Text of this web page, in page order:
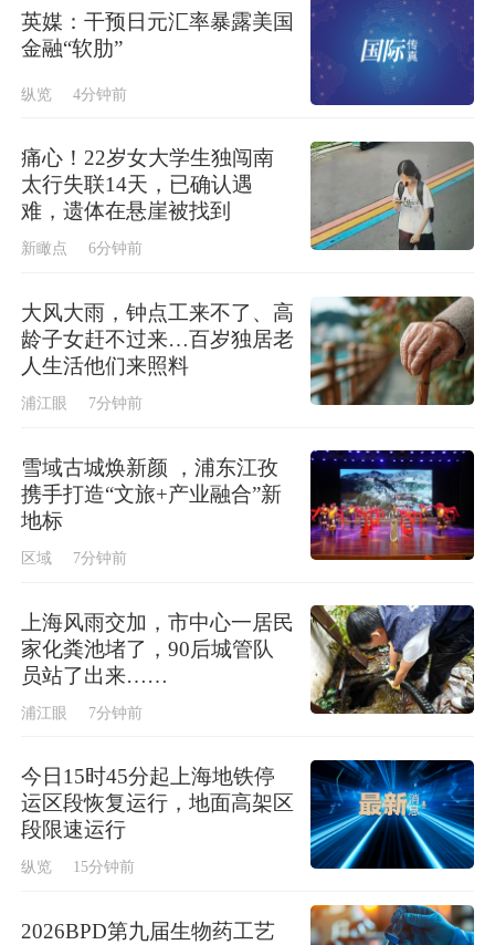
英媒：干预日元汇率暴露美国
金融“软肋”
纵览 4分钟前
痛心！22岁女大学生独闯南
太行失联14天，已确认遇
难，遗体在悬崖被找到
新瞰点 6分钟前
大风大雨，钟点工来不了、高
龄子女赶不过来…百岁独居老
人生活他们来照料
浦江眼 7分钟前
雪域古城焕新颜 ，浦东江孜
携手打造“文旅+产业融合”新
地标
区域 7分钟前
上海风雨交加，市中心一居民
家化粪池堵了，90后城管队
员站了出来……
浦江眼 7分钟前
今日15时45分起上海地铁停
运区段恢复运行，地面高架区
段限速运行
纵览 15分钟前
2026BPD第九届生物药工艺